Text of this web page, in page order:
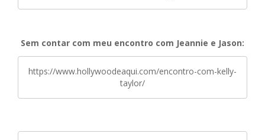
Sem contar com meu encontro com Jeannie e Jason:
https://www.hollywoodeaqui.com/encontro-com-kelly-
taylor/